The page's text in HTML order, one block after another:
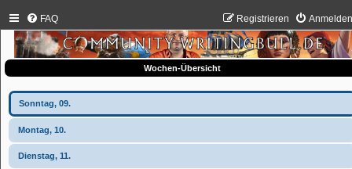
FAQ Registrieren
Wochen-Übersicht
Sonntag, 09.
Montag, 10.
Dienstag, 11.